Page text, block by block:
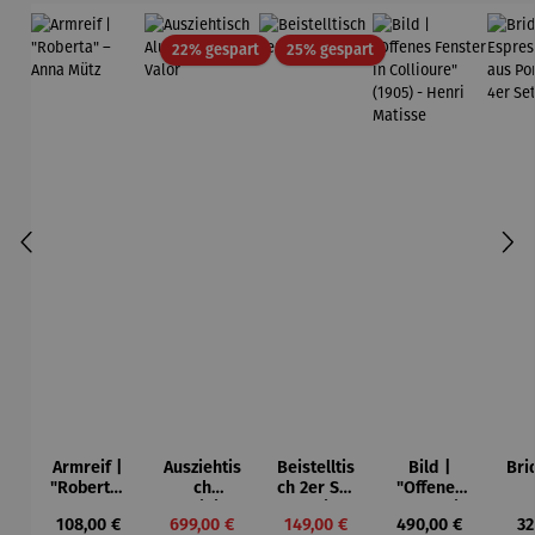
Armreif |
"Roberta"
Mütz
Regulärer Preis:
108,00 €
22% gespartRabatt
Ausziehtis
ch
– Valor
Verkaufspreis:
699,00 €
25% gespartRabatt
Beistelltis
ch 2er Set
Verkaufspreis:
149,00 €
Bild |
"Offenes
Collioure"
Regulärer Preis:
490,00 €